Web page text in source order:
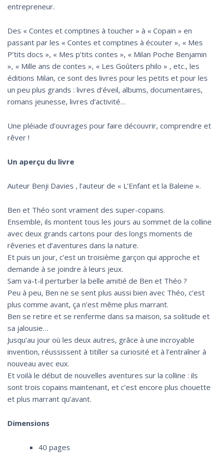
entrepreneur.
Des « Contes et comptines à toucher » à « Copain » en
passant par les « Contes et comptines à écouter », « Mes
P’tits docs », « Mes p’tits contes », « Milan Poche Benjamin
», « Mille ans de contes », « Les Goûters philo » , etc., les
éditions Milan, ce sont des livres pour les petits et pour les
un peu plus grands : livres d’éveil, albums, documentaires,
romans jeunesse, livres d’activité…
Une pléiade d’ouvrages pour faire découvrir, comprendre et
rêver !
Un aperçu du livre
Auteur Benji Davies , l’auteur de « L’Enfant et la Baleine ».
Ben et Théo sont vraiment des super-copains.
Ensemble, ils montent tous les jours au sommet de la colline
avec deux grands cartons pour des longs moments de
rêveries et d’aventures dans la nature.
Et puis un jour, c’est un troisième garçon qui approche et
demande à se joindre à leurs jeux.
Sam va-t-il perturber la belle amitié de Ben et Théo ?
Peu à peu, Ben ne se sent plus aussi bien avec Théo, c’est
plus comme avant, ça n’est même plus marrant.
Ben se retire et se renferme dans sa maison, sa solitude et
sa jalousie…
Jusqu’au jour où les deux autres, grâce à une incroyable
invention, réussissent à titiller sa curiosité et à l’entraîner à
nouveau avec eux.
Et voilà le début de nouvelles aventures sur la colline : ils
sont trois copains maintenant, et c’est encore plus chouette
et plus marrant qu’avant.
Dimensions
40 pages